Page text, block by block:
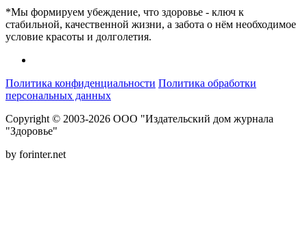
*Мы формируем убеждение, что здоровье - ключ к
стабильной, качественной жизни, а забота о нём необходимое
условие красоты и долголетия.
Политика конфиденциальности Политика обработки
персональных данных
Copyright © 2003-2026 ООО "Издательский дом журнала
"Здоровье"
by forinter.net